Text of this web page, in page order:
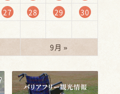
27 28 29
30
9月 »